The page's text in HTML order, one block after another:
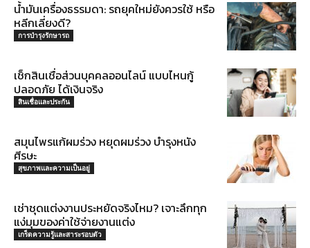
น้ำมันเครื่องธรรมดา: รถยุคใหม่ยังควรใช้ หรือ
หลีกเลี่ยงดี?
การบำรุงรักษารถ
เช็กสินเชื่อส่วนบุคคลออนไลน์ แบบไหนกู้
ปลอดภัย ได้เงินจริง
สินเชื่อและประกัน
สมุนไพรแก้ผมร่วง หยุดผมร่วง บำรุงหนัง
ศีรษะ
สุขภาพและความเป็นอยู่
เช่าชุดแต่งงานประหยัดจริงไหม? เจาะลึกทุก
แง่มุมของค่าใช้จ่ายงานแต่ง
เกร็ดความรู้และสาระรอบตัว